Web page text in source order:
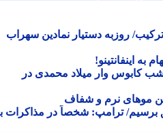
روزبه دستیار نمادین سهراب
اینفانتینو!
12 دقیقه؛/ شب کابوس وار میلاد محمدی در
نرم و شفاف
ترامپ: شخصاً در مذاکرات با